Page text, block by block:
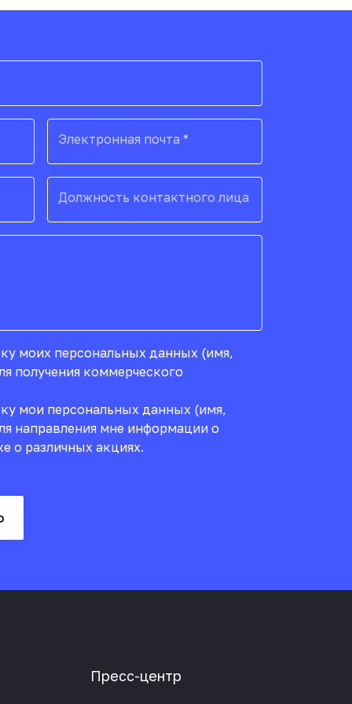
Электронная почта *
Должность контактного лица
моих персональных данных (имя,
получения коммерческого
мои персональных данных (имя,
направления мне информации о
о различных акциях.
Пресс-центр